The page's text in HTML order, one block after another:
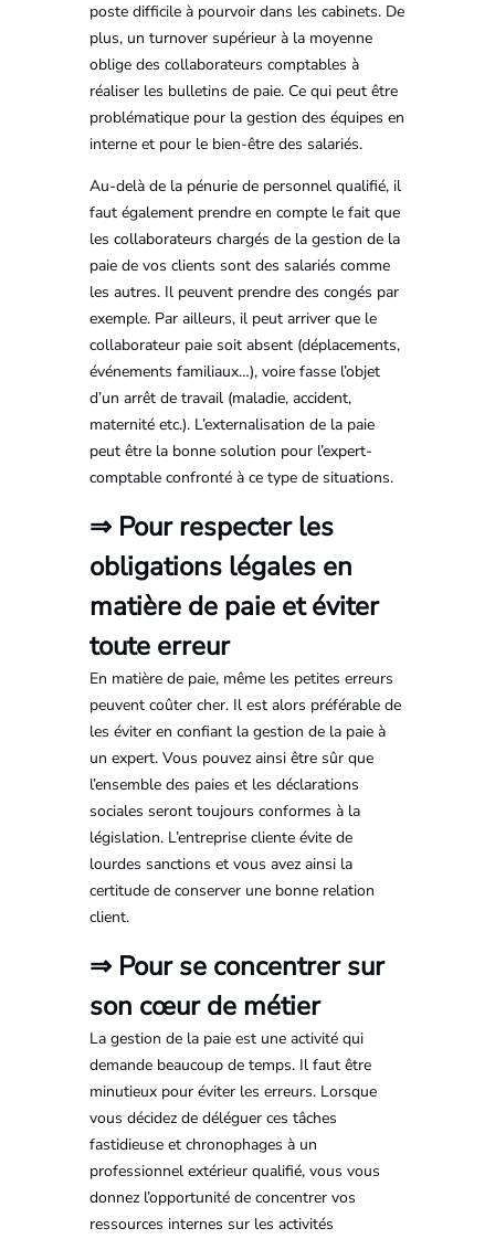
poste difficile à pourvoir dans les cabinets. De
plus, un turnover supérieur à la moyenne
oblige des collaborateurs comptables à
réaliser les bulletins de paie. Ce qui peut être
problématique pour la gestion des équipes en
interne et pour le bien-être des salariés.
Au-delà de la pénurie de personnel qualifié, il
faut également prendre en compte le fait que
les collaborateurs chargés de la gestion de la
paie de vos clients sont des salariés comme
les autres. Il peuvent prendre des congés par
exemple. Par ailleurs, il peut arriver que le
collaborateur paie soit absent (déplacements,
événements familiaux…), voire fasse l’objet
d’un arrêt de travail (maladie, accident,
maternité etc.). L’externalisation de la paie
peut être la bonne solution pour l’expert-
comptable confronté à ce type de situations.
⇒ Pour respecter les
obligations légales en
matière de paie et éviter
toute erreur
En matière de paie, même les petites erreurs
peuvent coûter cher. Il est alors préférable de
les éviter en confiant la gestion de la paie à
un expert. Vous pouvez ainsi être sûr que
l’ensemble des paies et les déclarations
sociales seront toujours conformes à la
législation. L’entreprise cliente évite de
lourdes sanctions et vous avez ainsi la
certitude de conserver une bonne relation
client.
⇒ Pour se concentrer sur
son cœur de métier
La gestion de la paie est une activité qui
demande beaucoup de temps. Il faut être
minutieux pour éviter les erreurs. Lorsque
vous décidez de déléguer ces tâches
fastidieuse et chronophages à un
professionnel extérieur qualifié, vous vous
donnez l’opportunité de concentrer vos
ressources internes sur les activités